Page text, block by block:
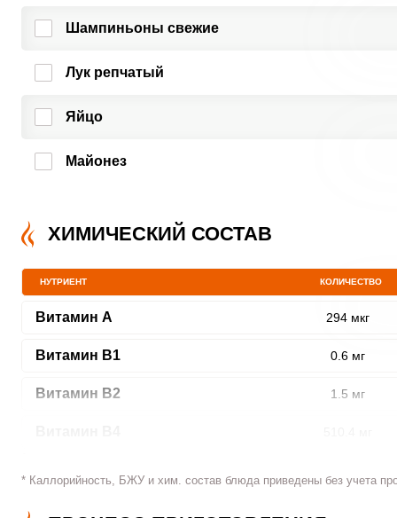
Шампиньоны свежие
Лук репчатый
Яйцо
Майонез
ХИМИЧЕСКИЙ СОСТАВ
НУТРИЕНТ КОЛИЧЕСТВО
Витамин A 294 мкг
Витамин В1 0.6 мг
Витамин В2 1.5 мг
* Каллорийность, БЖУ и хим. состав блюда приведены без учета